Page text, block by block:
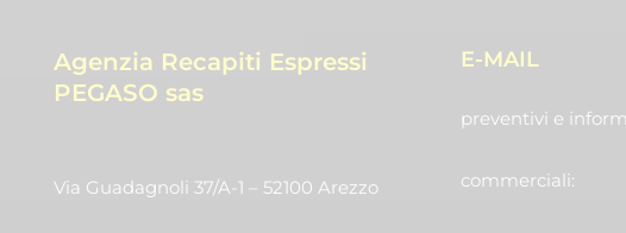
Agenzia Recapiti Espressi
PEGASO sas
Via Guadagnoli 37/A-1 – 52100 Arezzo
E-MAIL
preventivi e
commerciali: